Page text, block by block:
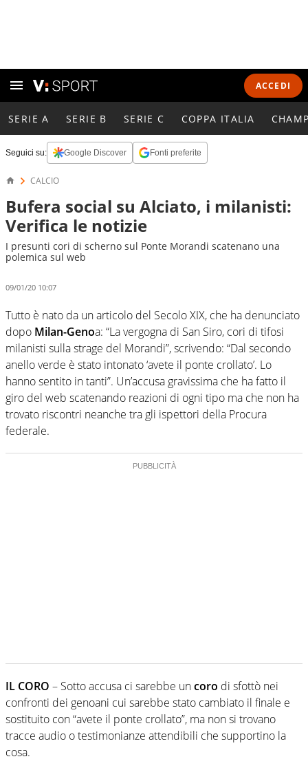
ACCEDI
SERIE A SERIE B SERIE C COPPA ITALIA
Seguici su: Google Discover Fonti preferite
CALCIO
Bufera social su Alciato, i milanisti:
Verifica le notizie
I presunti cori di scherno sul Ponte Morandi scatenano una
polemica sul web
09/01/20 10:07
Tutto è nato da un articolo del Secolo XIX, che ha denunciato
dopo Milan-Genoa: “La vergogna di San Siro, cori di tifosi
milanisti sulla strage del Morandi”, scrivendo: “Dal secondo
anello verde è stato intonato ‘avete il ponte crollato’. Lo
hanno sentito in tanti”. Un’accusa gravissima che ha fatto il
giro del web scatenando reazioni di ogni tipo ma che non ha
trovato riscontri neanche tra gli ispettori della Procura
federale.
IL CORO – Sotto accusa ci sarebbe uncoro di sfottò nei
confronti dei genoani cui sarebbe stato cambiato il finale e
sostituito con “avete il ponte crollato”, ma non si trovano
tracce audio o testimonianze attendibili che supportino la
cosa.